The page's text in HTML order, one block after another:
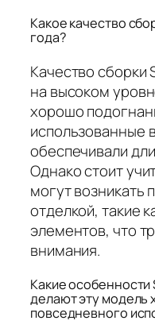
Какое качество
года?
Качество сборки
на высоком
хорошо
использованные
обеспечивали
Однако стоит
могут возникать
отделкой, такие
элементов, что
внимания.
Какие особенности
делают эту модель
повседневного